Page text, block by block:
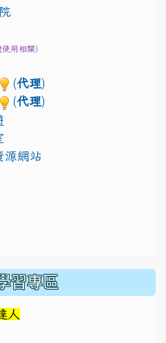
https://sites.google.com/
使用相關)
(代理)
(代理)
源網站
習專區
人